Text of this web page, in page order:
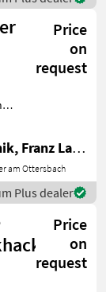
Price
on
request
KOL-Technik, Franz Lampl-Küssner
am Ottersbach
Plus dealer
Price
on
request